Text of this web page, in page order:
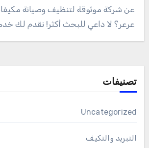
عن شركة موثوقة لتنظيف وصيانة
عرعر؟ لا داعي للبحث أكثر! نقدم لك
تصنيفات
Uncategorized
التبريد والتكيف